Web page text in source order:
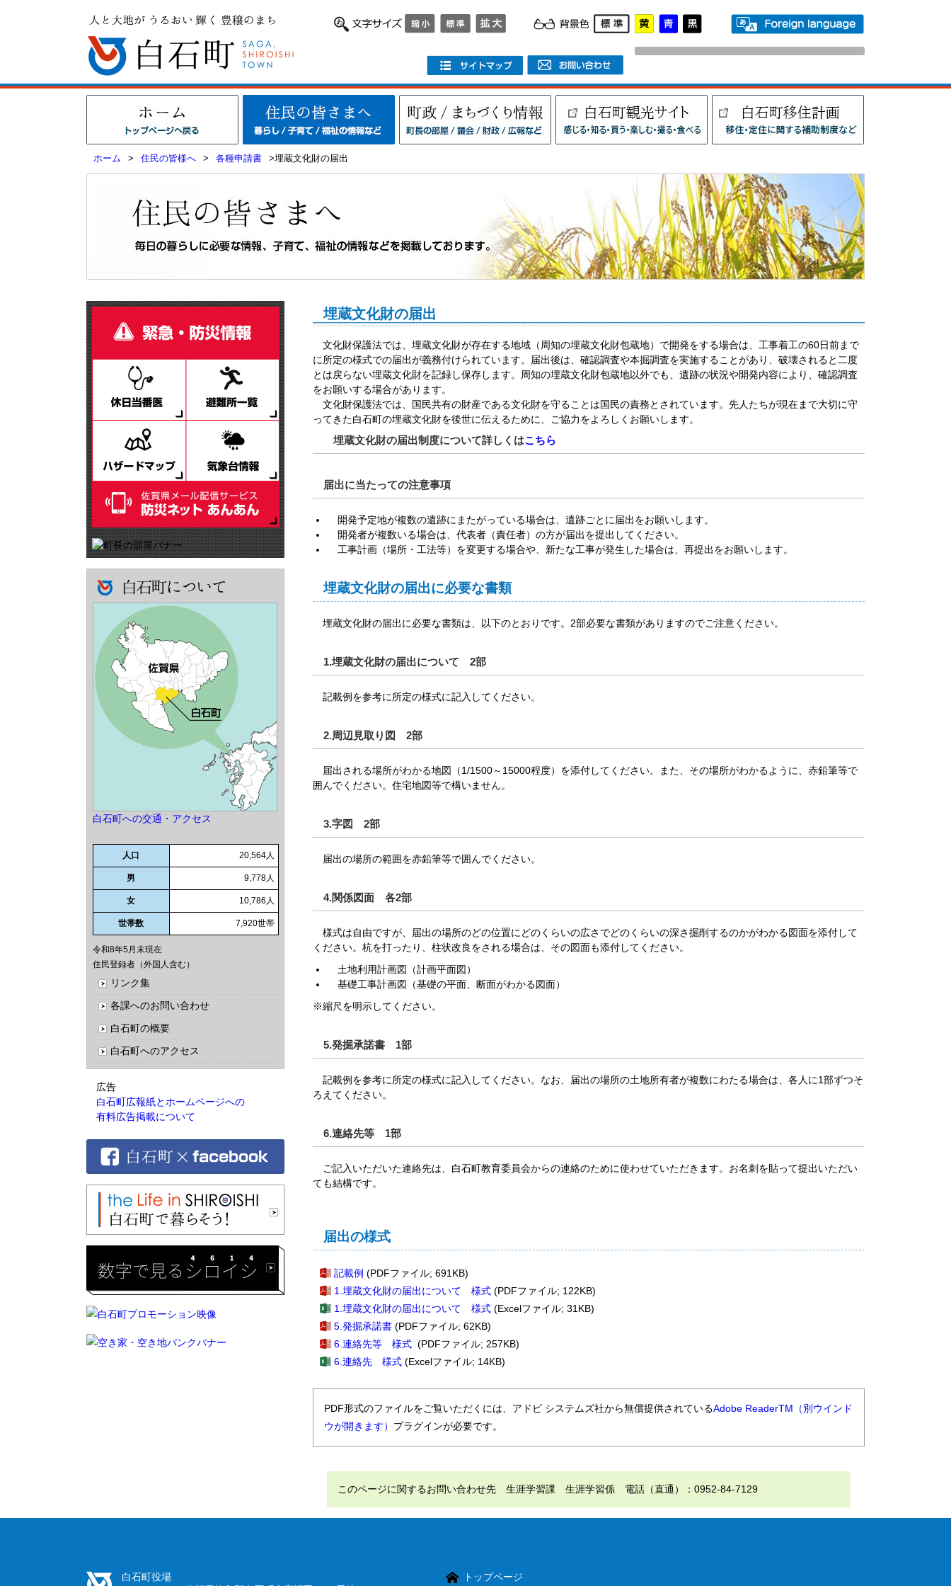
ホーム > 住民の皆様へ > 各種申請書 >埋蔵文化財の届出
白石町への交通・アクセス
人口 20,564人
男 9,778人
女 10,786人
世帯数 7,920世帯
令和8年5月末現在
住民登録者（外国人含む）
リンク集
各課へのお問い合わせ
白石町の概要
白石町へのアクセス
広告
白石町広報紙とホームページへの
有料広告掲載について
埋蔵文化財の届出
文化財保護法では、埋蔵文化財が存在する地域（周知の埋蔵文化財包蔵地）で開発をする場合は、工事着工の60日前まで
に所定の様式での届出が義務付けられています。届出後は、確認調査や本掘調査を実施することがあり、破壊されると二度
とは戻らない埋蔵文化財を記録し保存します。周知の埋蔵文化財包蔵地以外でも、遺跡の状況や開発内容により、確認調査
をお願いする場合があります。
文化財保護法では、国民共有の財産である文化財を守ることは国民の責務とされています。先人たちが現在まで大切に守
ってきた白石町の埋蔵文化財を後世に伝えるために、ご協力をよろしくお願いします。
埋蔵文化財の届出制度について詳しくはこちら
届出に当たっての注意事項
開発予定地が複数の遺跡にまたがっている場合は、遺跡ごとに届出をお願いします。
開発者が複数いる場合は、代表者（責任者）の方が届出を提出してください。
工事計画（場所・工法等）を変更する場合や、新たな工事が発生した場合は、再提出をお願いします。
埋蔵文化財の届出に必要な書類
埋蔵文化財の届出に必要な書類は、以下のとおりです。2部必要な書類がありますのでご注意ください。
1.埋蔵文化財の届出について 2部
記載例を参考に所定の様式に記入してください。
2.周辺見取り図 2部
届出される場所がわかる地図（1/1500～15000程度）を添付してください。また、その場所がわかるように、赤鉛筆等で
囲んでください。住宅地図等で構いません。
3.字図 2部
届出の場所の範囲を赤鉛筆等で囲んでください。
4.関係図面 各2部
様式は自由ですが、届出の場所のどの位置にどのくらいの広さでどのくらいの深さ掘削するのかがわかる図面を添付して
ください。杭を打ったり、柱状改良をされる場合は、その図面も添付してください。
土地利用計画図（計画平面図）
基礎工事計画図（基礎の平面、断面がわかる図面）
※縮尺を明示してください。
5.発掘承諾書 1部
記載例を参考に所定の様式に記入してください。なお、届出の場所の土地所有者が複数にわたる場合は、各人に1部ずつそ
ろえてください。
6.連絡先等 1部
ご記入いただいた連絡先は、白石町教育委員会からの連絡のために使わせていただきます。お名刺を貼って提出いただい
ても結構です。
届出の様式
記載例 (PDFファイル; 691KB)
1.埋蔵文化財の届出について 様式 (PDFファイル; 122KB)
1.埋蔵文化財の届出について 様式 (Excelファイル; 31KB)
5.発掘承諾書 (PDFファイル; 62KB)
6.連絡先等 様式 (PDFファイル; 257KB)
6.連絡先 様式 (Excelファイル; 14KB)
PDF形式のファイルをご覧いただくには、アドビ システムズ社から無償提供されているAdobe ReaderTM（別ウインド
ウが開きます） プラグインが必要です。
このページに関するお問い合わせ先 生涯学習課 生涯学習係 電話（直通）：0952-84-7129
白石町役場
トップページ